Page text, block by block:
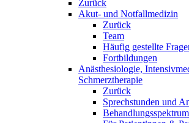
Zurück
Akut- und Notfallmedizin
Zurück
Team
Häufig gestellte
Fortbildungen
Anästhesiologie,
Schmerztherapie
Zurück
Sprechstunden und
Behandlungsspektrum